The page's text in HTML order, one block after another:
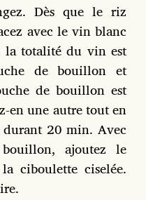
Dès que le riz
avec le vin blanc
la totalité du vin est
de bouillon et
de bouillon est
en une autre tout en
20 min. Avec
ajoutez le
ciboulette ciselée.